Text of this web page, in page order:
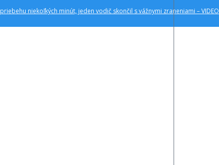
niekoľkých minút, jeden vodič skončil s vážnymi zraneniami – VIDEO